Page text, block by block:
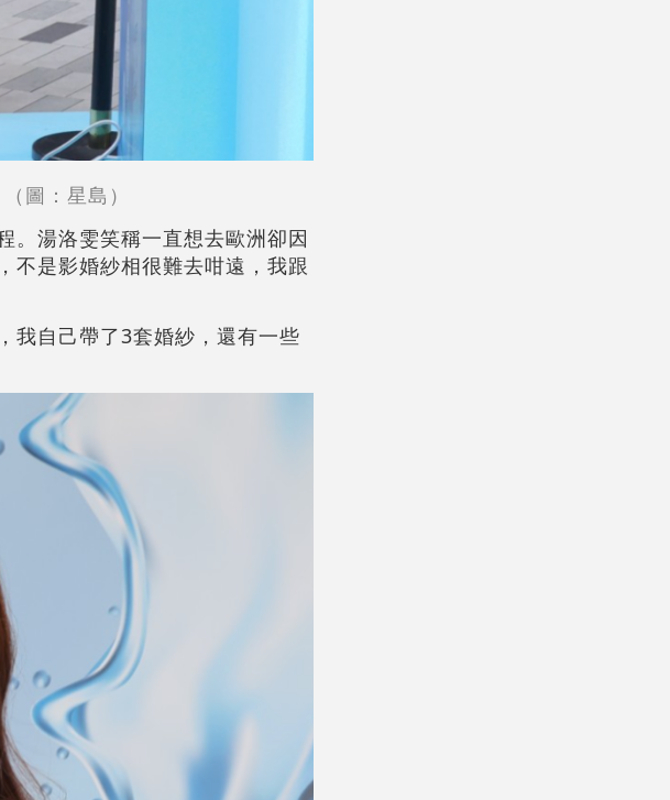
圖：星島）
。湯洛雯笑稱一直想去歐洲卻因
不是影婚紗相很難去咁遠，我跟
我自己帶了3套婚紗，還有一些